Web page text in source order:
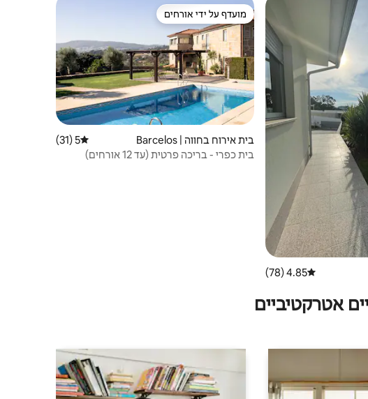
דירוג ממוצע של 4.85 מתוך 5, 78 ביקורות
4.85 (78)
מועדף על ידי אורחים
מועדף על ידי אורחים
בית אירוח בחווה | Barcelos דירוג ממוצע של 5 מתוך 5, 31 ביקורות
5 (31)
בית כפרי - בריכה פרטית (עד 12 אורחים)
אטרקטיביים